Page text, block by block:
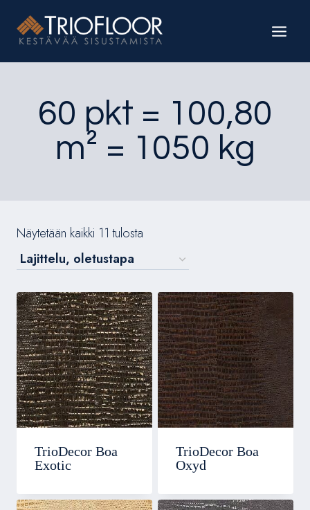
sisältöön
60 pkt = 100,80
m² = 1050 kg
Näytetään kaikki 11 tulosta
TrioDecor Boa
Exotic
TrioDecor Boa
Oxyd